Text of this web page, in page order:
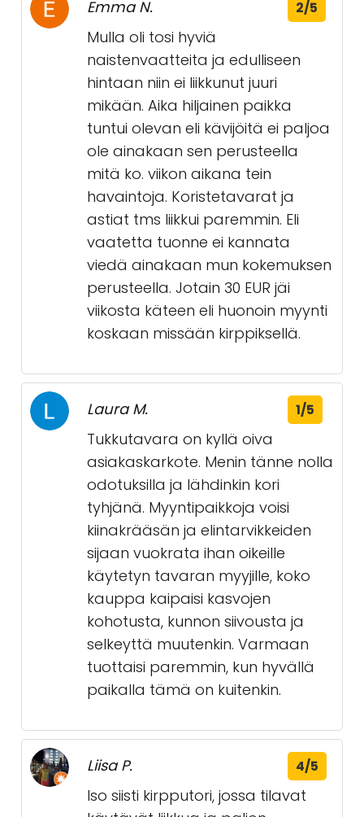
Emma N. 2/5
Mulla oli tosi hyviä
naistenvaatteita ja edulliseen
hintaan niin ei liikkunut juuri
mikään. Aika hiljainen paikka
tuntui olevan eli kävijöitä ei paljoa
ole ainakaan sen perusteella
mitä ko. viikon aikana tein
havaintoja. Koristetavarat ja
astiat tms liikkui paremmin. Eli
vaatetta tuonne ei kannata
viedä ainakaan mun kokemuksen
perusteella. Jotain 30 EUR jäi
viikosta käteen eli huonoin myynti
koskaan missään kirppiksellä.
Laura M. 1/5
Tukkutavara on kyllä oiva
asiakaskarkote. Menin tänne nolla
odotuksilla ja lähdinkin kori
tyhjänä. Myyntipaikkoja voisi
kiinakrääsän ja elintarvikkeiden
sijaan vuokrata ihan oikeille
käytetyn tavaran myyjille, koko
kauppa kaipaisi kasvojen
kohotusta, kunnon siivousta ja
selkeyttä muutenkin. Varmaan
tuottaisi paremmin, kun hyvällä
paikalla tämä on kuitenkin.
Liisa P. 4/5
Iso siisti kirpputori, jossa tilavat